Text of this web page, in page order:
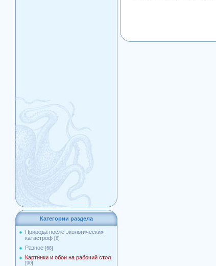
Категории раздела
Природа после экологических
катастроф [6]
Разное [68]
Картинки и обои на рабочий стол
[90]